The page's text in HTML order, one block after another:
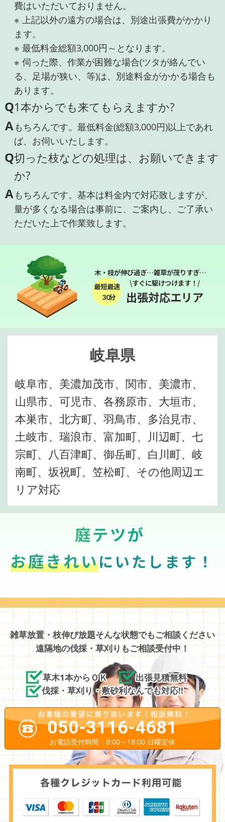
費はいただいておりません。
※ 上記以外の遠方の場合は、別途出張費がかかり
ます。
※ 最低料金総額3,000円～となります。
※ 伺った際、作業が困難な場合(ツタが絡んでい
る、足場が狭い、等)は、別途料金がかかる場合も
あります。
Q1本からでも来てもらえますか?
Aもちろんです。最低料金(総額3,000円)以上であれ
ば、お伺いいたします。
Q切った枝などの処理は、お願いできます
か?
Aもちろんです。基本は料金内で対応致しますが、
量が多くなる場合は事前に、ご案内し、ご了承い
ただいた上で作業致します。
木・枝が伸び過ぎ…雑草が茂りすぎ…
最短最速
３０分
\すぐに駆けつけます！/
出張対応エリア
岐阜県
岐阜市、美濃加茂市、関市、美濃市、
山県市、可児市、各務原市、大垣市、
本巣市、北方町、羽鳥市、多治見市、
土岐市、瑞浪市、富加町、川辺町、七
宗町、八百津町、御岳町、白川町、岐
南町、坂祝町、笠松町、その他周辺エ
リア対応
庭テツが
お庭きれいにいたします！
雑草放置・枝伸び放題そんな状態でもご相談ください
遠隔地の伐採・草刈りもご相談受付中！
草木1本からＯＫ
出張見積無料
伐採・草刈り・敷砂利なんでも対応!!
050-3116-4681
お電話受付時間：8:00～18:00 日曜定休